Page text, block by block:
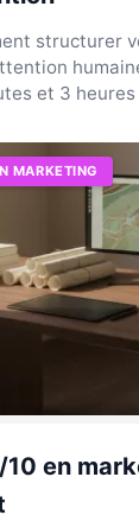
structurer
et 3
MARKETING
en